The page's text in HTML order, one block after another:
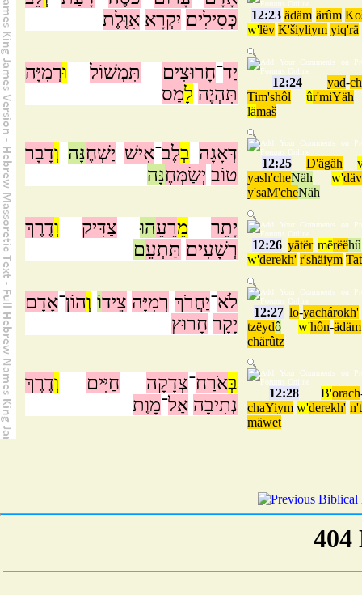
כְּסִילִים יִקְרָא אִוֶּלֶת 12:23 ädäm ärûm
w'lëv K'šiyliym yiq'rä
יַד־חָרוּצִים תִּמְשׁוֹל וּרְמִיָּה
תִּהְיֶה לָמַס
12:24 yad-
Tim'shôl
ûr'miYäh
lämaš
דְּאָגָה בְלֶב־אִישׁ יַשְׁחֶנָּה וְדָבָר
טוֹב יְשַׂמְּחֶנָּה
12:25 D'ägäh
yash'cheNäh w'
y'saM'cheNäh
יָתֵר מֵרֵעֵהוּ צַדִּיק וְדֶרֶךְ
רְשָׁעִים תַּתְעֵם 12:26 yätër mërëëhû
w'derekh' r'shäiym
לֹא־יַחֲרֹךְ רְמִיָּה צֵידוֹ וְהוֹן־אָדָם
יָקָר חָרוּץ
12:27 lo-yachárokh'
tzëydô w'hôn-ädäm
chärûtz
בְּאֹרַח־צְדָקָה חַיִּים וְדֶרֶךְ
נְתִיבָה אַל־מָוֶת
12:28 B'orach
chaYiym w'derekh'
mäwet